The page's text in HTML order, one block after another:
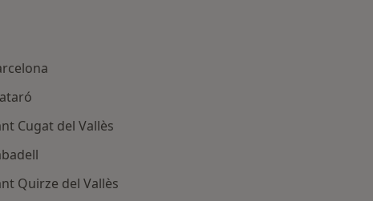
Cugat del Vallès
Quirze del Vallès